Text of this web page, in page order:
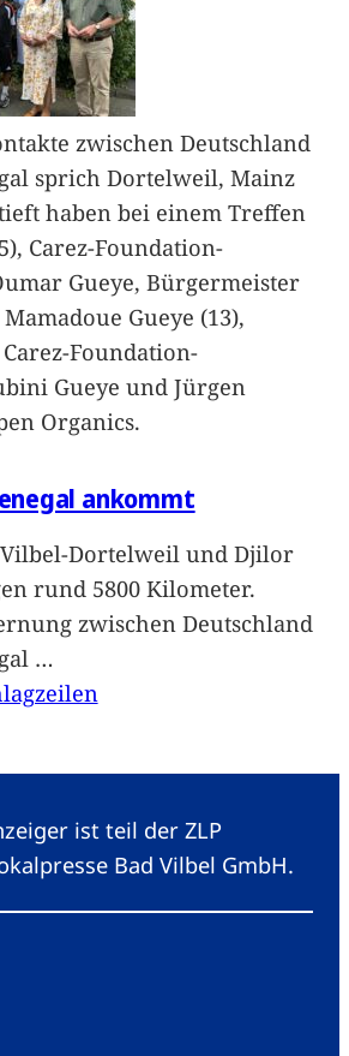
zwischen Deutschland
sprich Dortelweil, Mainz
haben bei einem Treffen
Carez-Foundation-
Gueye, Bürgermeister
Gueye (13),
Foundation-
Gueye und Jürgen
Organics.
ankommt
Dortelweil und Djilor
rund 5800 Kilometer.
zwischen Deutschland
…
ist teil der ZLP
Bad Vilbel GmbH.